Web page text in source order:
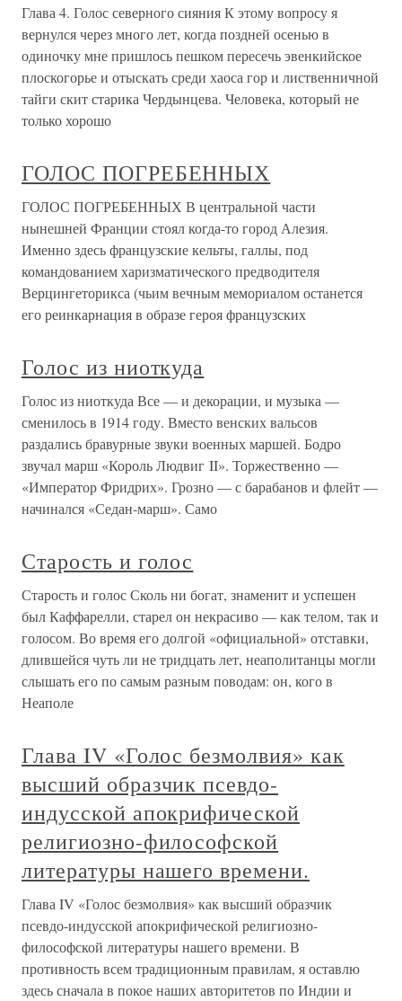
Глава 4. Голос северного сияния К этому вопросу я
вернулся через много лет, когда поздней осенью в
одиночку мне пришлось пешком пересечь эвенкийское
плоскогорье и отыскать среди хаоса гор и лиственничной
тайги скит старика Чердынцева. Человека, который не
только хорошо
ГОЛОС ПОГРЕБЕННЫХ
ГОЛОС ПОГРЕБЕННЫХ В центральной части
нынешней Франции стоял когда-то город Алезия.
Именно здесь французские кельты, галлы, под
командованием харизматического предводителя
Верцингеторикса (чьим вечным мемориалом останется
его реинкарнация в образе героя французских
Голос из ниоткуда
Голос из ниоткуда Все — и декорации, и музыка —
сменилось в 1914 году. Вместо венских вальсов
раздались бравурные звуки военных маршей. Бодро
звучал марш «Король Людвиг II». Торжественно —
«Император Фридрих». Грозно — с барабанов и флейт —
начинался «Седан-марш». Само
Старость и голос
Старость и голос Сколь ни богат, знаменит и успешен
был Каффарелли, старел он некрасиво — как телом, так и
голосом. Во время его долгой «официальной» отставки,
длившейся чуть ли не тридцать лет, неаполитанцы могли
слышать его по самым разным поводам: он, кого в
Неаполе
Глава IV «Голос безмолвия» как
высший образчик псевдо-
индусской апокрифической
религиозно-философской
литературы нашего времени.
Глава IV «Голос безмолвия» как высший образчик
псевдо-индусской апокрифической религиозно-
философской литературы нашего времени. В
противность всем традиционным правилам, я оставлю
здесь сначала в покое наших авторитетов по Индии и